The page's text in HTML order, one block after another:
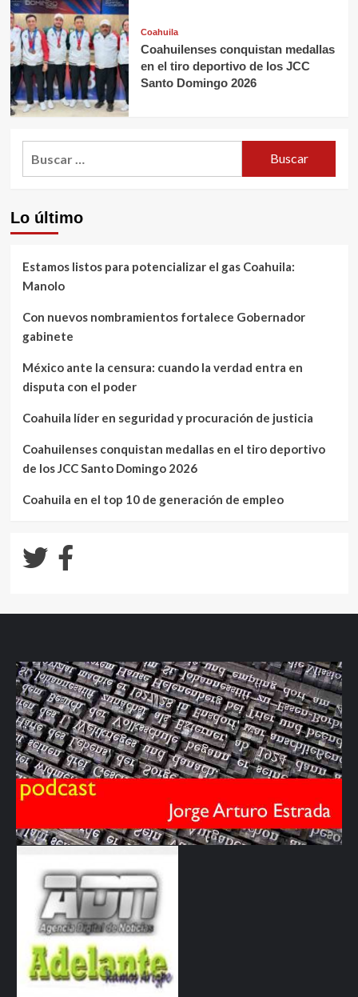
Coahuila
Coahuilenses conquistan medallas
en el tiro deportivo de los JCC
Santo Domingo 2026
Lo último
Estamos listos para potencializar el gas Coahuila:
Manolo
Con nuevos nombramientos fortalece Gobernador
gabinete
México ante la censura: cuando la verdad entra en
disputa con el poder
Coahuila líder en seguridad y procuración de justicia
Coahuilenses conquistan medallas en el tiro deportivo
de los JCC Santo Domingo 2026
Coahuila en el top 10 de generación de empleo